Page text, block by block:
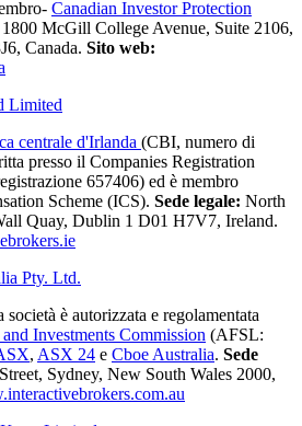
Canadian Investor Protection
1800 McGill College Avenue, Suite 2106,
Canada. Sito web:
Limited
centrale d'Irlanda (CBI, numero di
presso il Companies Registration
657406) ed è membro
Scheme (ICS). Sede legale: North
Quay, Dublin 1 D01 H7V7, Ireland.
Pty. Ltd.
è autorizzata e regolamentata
Investments Commission (AFSL:
, ASX 24 e Cboe Australia. Sede
Sydney, New South Wales 2000,